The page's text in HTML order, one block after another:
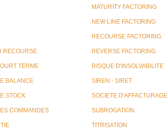
RECOURSE
TERME
BALANCE
STOCK
COMMANDES
MATURITY FACTORING
NEW LINE FACTORING
RECOURSE FACTORING
REVERSE FACTORING
RISQUE D'INSOLVABILITE
SIREN - SIRET
SOCIETE D'AFFACTURAGE
SUBROGATION
TITRISATION